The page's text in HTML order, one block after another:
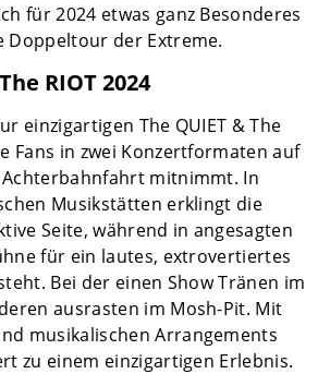
für 2024 etwas ganz Besonderes
Doppeltour der Extreme.
RIOT 2024
einzigartigen The QUIET & The
Fans in zwei Konzertformaten auf
mitnimmt. In
Musikstätten erklingt die
Seite, während in angesagten
für ein lautes, extrovertiertes
Bei der einen Show Tränen im
ausrasten im Mosh-Pit. Mit
musikalischen Arrangements
zu einem einzigartigen Erlebnis.